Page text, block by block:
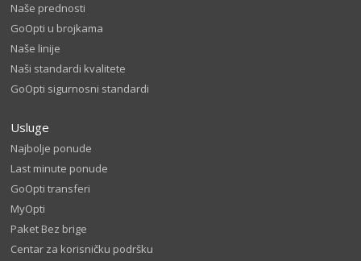
Naše prednosti
GoOpti u brojkama
Naše linije
Naši standardi kvalitete
GoOpti sigurnosni standardi
Usluge
Najbolje ponude
Last minute ponude
GoOpti transferi
MyOpti
Paket Bez brige
Centar za korisničku podršku